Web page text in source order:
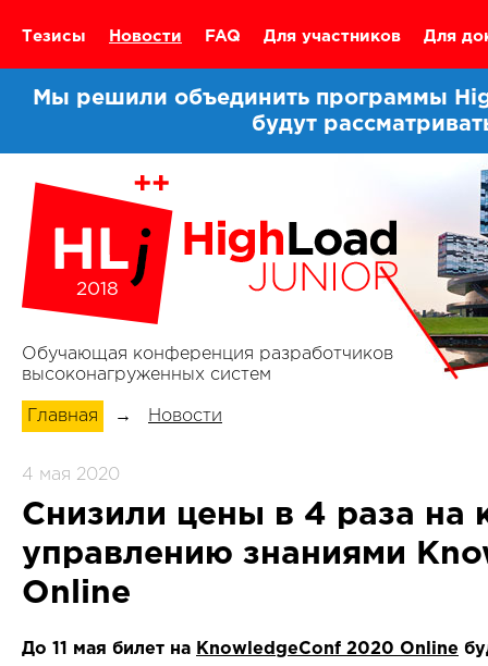
Тезисы Новости FAQ Для участников Для
Мы решили объединить программы
будут
2018
Обучающая конференция разработчиков
высоконагруженных систем
Главная → Новости
4 мая 2020
Снизили цены в 4 раза на
управлению знаниями
Online
До 11 мая билет на KnowledgeConf 2020 Online